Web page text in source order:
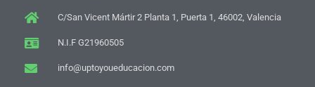
C/San Vicent Mártir 2 Planta 1, Puerta 1, 46002, Valencia
N.I.F G21960505
info@uptoyoueducacion.com